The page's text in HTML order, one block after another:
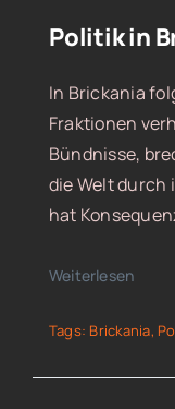
Politik in
In Brickania
Fraktionen
Bündnisse,
die Welt durch
hat
Weiterlesen
Tags: Brickania,